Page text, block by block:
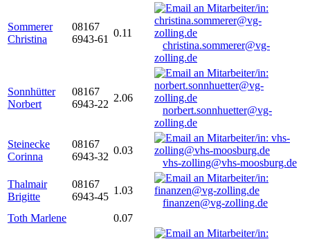
Sommerer
Christina
08167
6943-61
0.11
christina.sommerer@vg-
zolling.de
Sonnhütter
Norbert
08167
6943-22
2.06
norbert.sonnhuetter@vg-
zolling.de
Steinecke
Corinna
08167
6943-32
0.03
vhs-zolling@vhs-moosburg.de
Thalmair
Brigitte
08167
6943-45
1.03
finanzen@vg-zolling.de
Toth Marlene
0.07